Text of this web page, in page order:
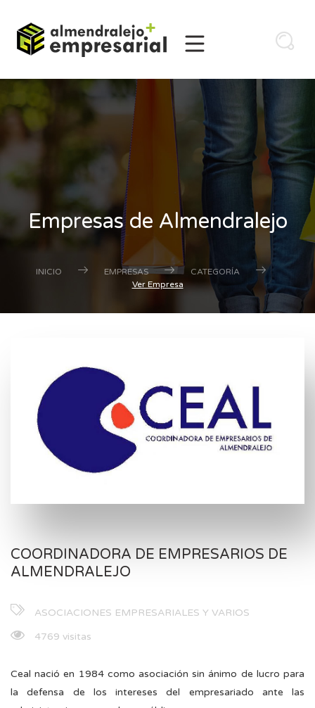
Empresas de Almendralejo
INICIO EMPRESAS
CATEGORÍA
Ver Empresa
COORDINADORA DE EMPRESARIOS DE
ALMENDRALEJO
ASOCIACIONES EMPRESARIALES Y VARIOS
4769 visitas
Ceal nació en 1984 como asociación sin ánimo de lucro para
la defensa de los intereses del empresariado ante las